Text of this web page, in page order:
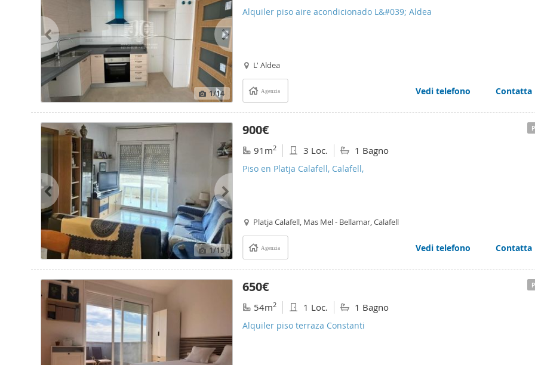
1/14
Alquiler piso aire acondicionado L&#039; Aldea
L' Aldea
Agenzia Vedi telefono Contatta
1/15
900€
91m2 3 Loc. 1 Bagno
Piso en Platja Calafell, Calafell,
Platja Calafell, Mas Mel - Bellamar, Calafell
Agenzia Vedi telefono Contatta
650€
54m2 1 Loc. 1 Bagno
Alquiler piso terraza Constanti